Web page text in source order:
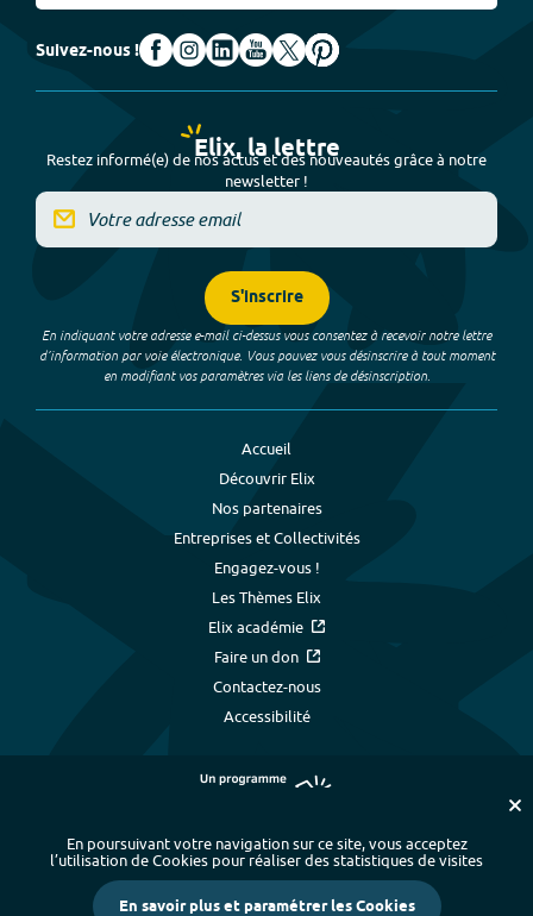
Suivez-nous !
Elix, la lettre
Restez informé(e) de nos actus et des nouveautés grâce à notre
newsletter !
S'inscrire
En indiquant votre adresse e-mail ci-dessus vous consentez à recevoir notre lettre
d’information par voie électronique. Vous pouvez vous désinscrire à tout moment
en modifiant vos paramètres via les liens de désinscription.
Accueil
Découvrir Elix
Nos partenaires
Entreprises et Collectivités
Engagez-vous !
Les Thèmes Elix
Elix académie
Faire un don
Contactez-nous
Accessibilité
Plan du site - Index alphabétique
-
Mentions légales et données personnelles
- Paramétrer les cookies
En poursuivant votre navigation sur ce site, vous acceptez
l’utilisation de Cookies pour réaliser des statistiques de visites
En savoir plus et paramétrer les Cookies